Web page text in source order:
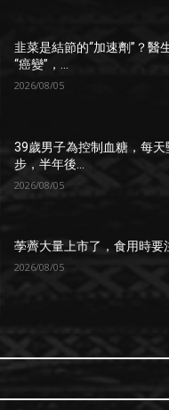
韭菜是結節的“加速劑”？醫
“癌變”，...
2026/08/05
39歲男子為控制血糖，每天
步，半年後...
2026/08/05
荸薺大量上市了，食用時要
2026/08/05